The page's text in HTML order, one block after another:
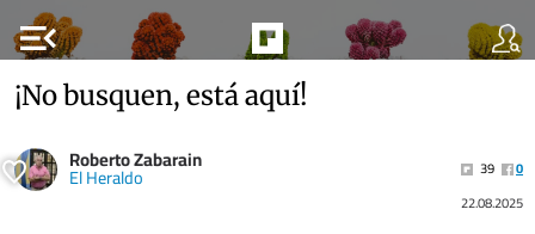
menu_open
¡No busquen, está aquí!
Roberto Zabarain
El Heraldo 39
0
22.08.2025